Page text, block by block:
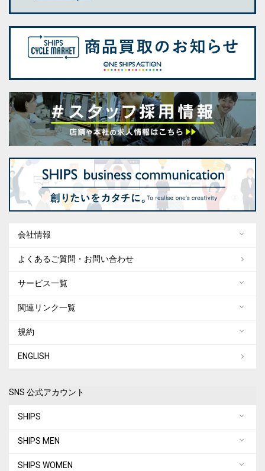
会社情報
よくあるご質問・お問い合わせ
サービス一覧
関連リンク一覧
規約
ENGLISH
SNS 公式アカウント
SHIPS
SHIPS MEN
SHIPS WOMEN